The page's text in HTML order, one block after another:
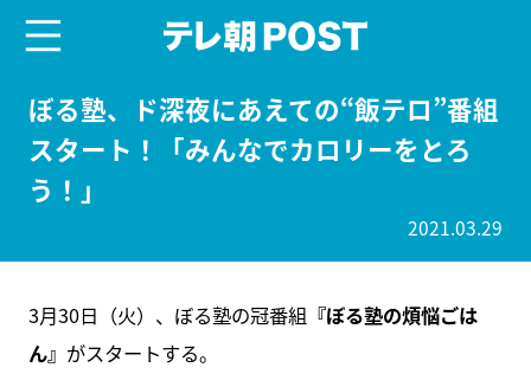
ぼる塾、ド深夜にあえての“飯テロ”番組
スタート！「みんなでカロリーをとろ
う！」
2021.03.29
3月30日（火）、ぼる塾の冠番組 『ぼる塾の煩悩ごは
ん』 がスタートする。